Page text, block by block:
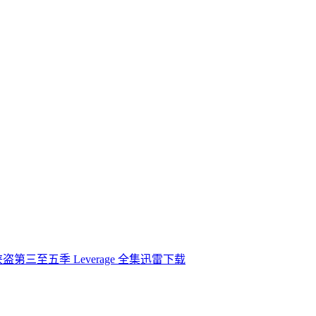
第三至五季 Leverage 全集迅雷下载